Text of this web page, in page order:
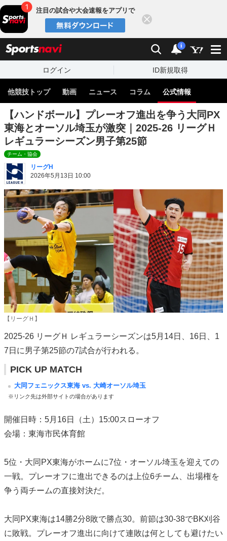
注目の試合や大会速報をアプリで
検索 通知
i
ログイン ID新規取得
他競技トップ 動画 ニュース コラム 公式情報
【ハンドボール】プレーオフ進出を争う大同PX
東海とオーソル埼玉が激突｜2025-26 リーグＨ
レギュラーシーズン男子第25節
チーム・協会
リーグH
2026年5月13日 10:00
【リーグＨ】
2025-26 リーグＨ レギュラーシーズンは5月14日、16日、1
7日に男子第25節の7試合が行われる。
PICK UP MATCH
大同フェニックス東海 vs. 大崎オーソル埼玉
※リンク先は外部サイトの場合があります
開催日時：5月16日（土）15:00スローオフ
会場：東海市民体育館
5位・大同PX東海がホームに7位・オーソル埼玉を迎えての
一戦。プレーオフに進出できるのは上位6チーム、出場権を
争う両チームの直接対決だ。
大同PX東海は14勝2分8敗で勝点30。前節は30-38でBK刈谷
に敗戦。プレーオフ進出に向けて連敗は何としても避けたい